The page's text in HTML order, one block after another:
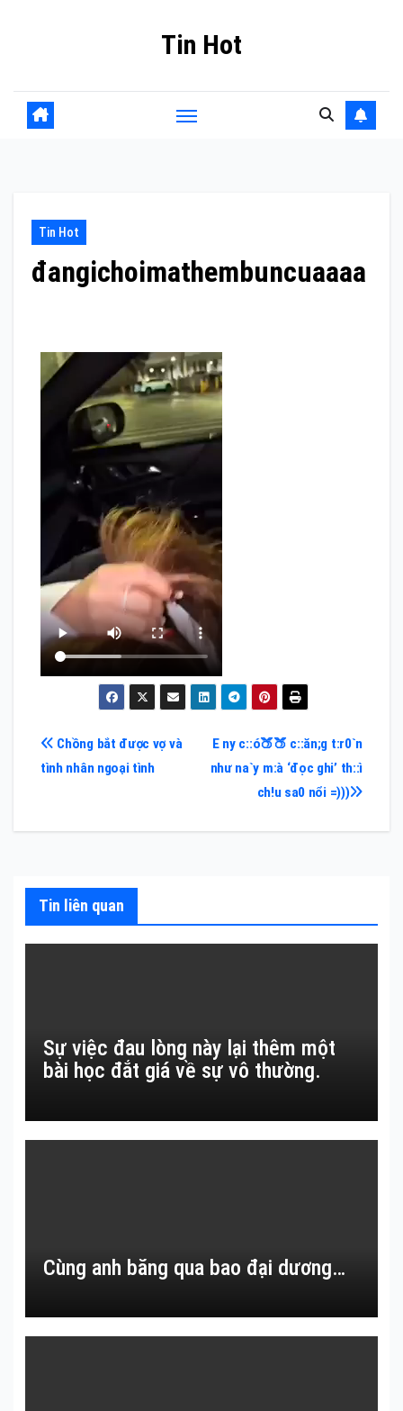
Tin Hot
Tin Hot
đangichoimathembuncuaaaa
Điều
hướng
bài
E ny c::ó🍑🍑 c::ăn;g t:r0`n
như na`y m:à ‘đọc ghi’ th::ì
ch!u sa0 nổi =)))
Chồng bắt được vợ và
tình nhân ngoại tình
Tin liên quan
Sự việc đau lòng này lại thêm một
bài học đắt giá về sự vô thường.
Cùng anh băng qua bao đại dương…